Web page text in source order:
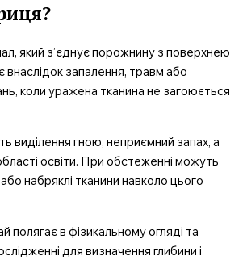
який з’єднує порожнину з поверхнею
внаслідок запалення, травм або
коли уражена тканина не загоюється
виділення гною, неприємний запах, а
освіти. При обстеженні можуть
набряклі тканини навколо цього
полягає в фізикальному огляді та
для визначення глибини і